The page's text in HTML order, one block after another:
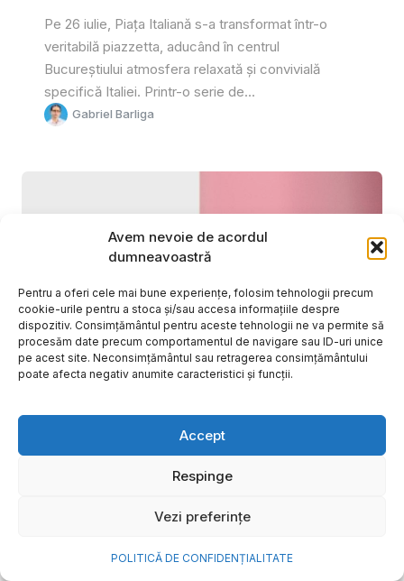
Avem nevoie de acordul
dumneavoastră
Pentru a oferi cele mai bune experiențe, folosim tehnologii precum
cookie-urile pentru a stoca și/sau accesa informațiile despre
dispozitiv. Consimțământul pentru aceste tehnologii ne va permite să
procesăm date precum comportamentul de navigare sau ID-uri unice
pe acest site. Neconsimțământul sau retragerea consimțământului
poate afecta negativ anumite caracteristici și funcții.
Accept
Respinge
Vezi preferințe
POLITICĂ DE CONFIDENȚIALITATE
Pe 26 iulie, Piața Italiană s-a transformat într-o
veritabilă piazzetta, aducând în centrul
Bucureștiului atmosfera relaxată și convivială
specifică Italiei. Printr-o serie de...
Gabriel Barliga
Cum transformi cele mai
frumoase amintiri ale verii într-
o bijuterie Pandora pe care o
se întâmplă cele mai importante lucruri. Plecăm în